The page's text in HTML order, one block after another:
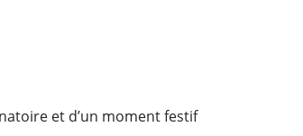
et d’un moment festif